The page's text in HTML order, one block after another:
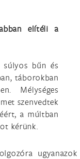
elítéli a
súlyos bűn és
táborokban
Mélységes
szenvedtek
a múltban
kérünk.